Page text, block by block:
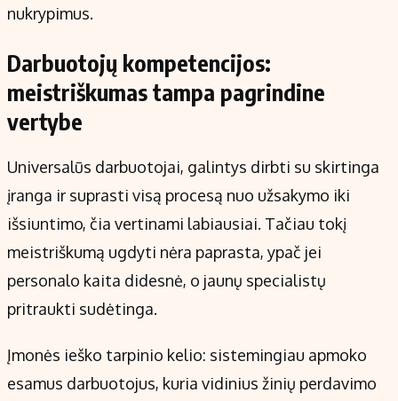
nukrypimus.
Darbuotojų kompetencijos:
meistriškumas tampa pagrindine
vertybe
Universalūs darbuotojai, galintys dirbti su skirtinga
įranga ir suprasti visą procesą nuo užsakymo iki
išsiuntimo, čia vertinami labiausiai. Tačiau tokį
meistriškumą ugdyti nėra paprasta, ypač jei
personalo kaita didesnė, o jaunų specialistų
pritraukti sudėtinga.
Įmonės ieško tarpinio kelio: sistemingiau apmoko
esamus darbuotojus, kuria vidinius žinių perdavimo